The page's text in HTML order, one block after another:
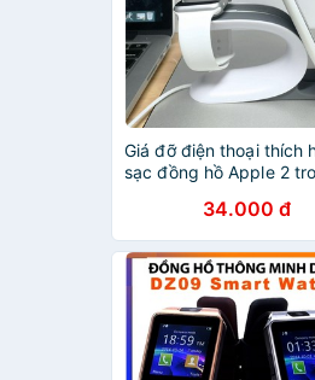
Giá đỡ điện thoại thích
sạc đồng hồ Apple 2
34.000 đ